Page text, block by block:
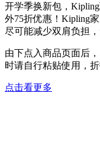
开学季换新包，
外75折优惠！Kipling
尽可能减少双肩负担
由下点入商品页面后
时请自行粘贴使用，
点击看更多